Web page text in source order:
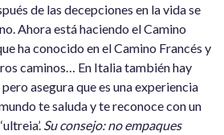
de las decepciones en la vida se
Ahora está haciendo el Camino
ha conocido en el Camino Francés y
caminos… En Italia también hay
asegura que es una experiencia
te saluda y te reconoce con un
Su consejo: no empaques